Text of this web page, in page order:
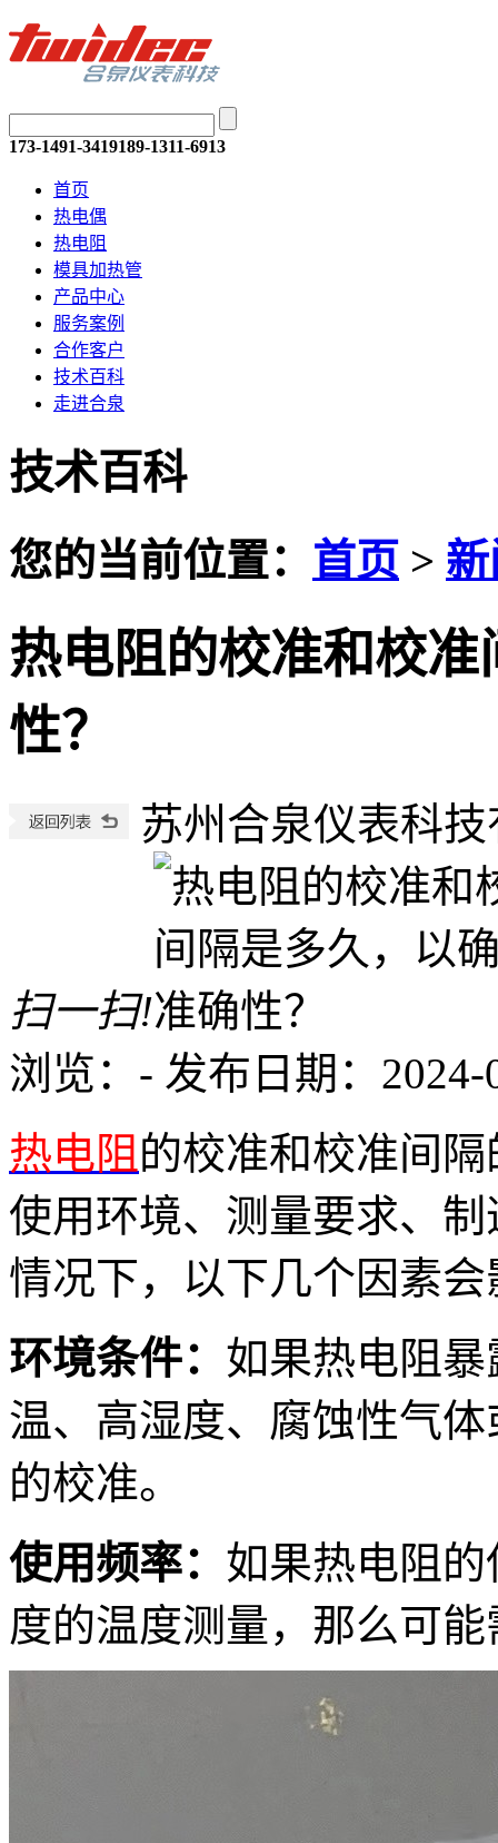
173-1491-3419189-1311-6913
首页
热电偶
热电阻
模具加热管
产品中心
服务案例
合作客户
技术百科
走进合泉
技术百科
您的当前位置： 首页 >
热电阻的校准和校
性？
苏州合泉仪表科
扫一扫!
浏览： - 发布日期：2024-
热电阻 的校准和校准间
使用环境、测量要求、
情况下，以下几个因素
环境条件： 如果热电阻
温、高湿度、腐蚀性气
的校准。
使用频率： 如果热电阻
度的温度测量，那么可